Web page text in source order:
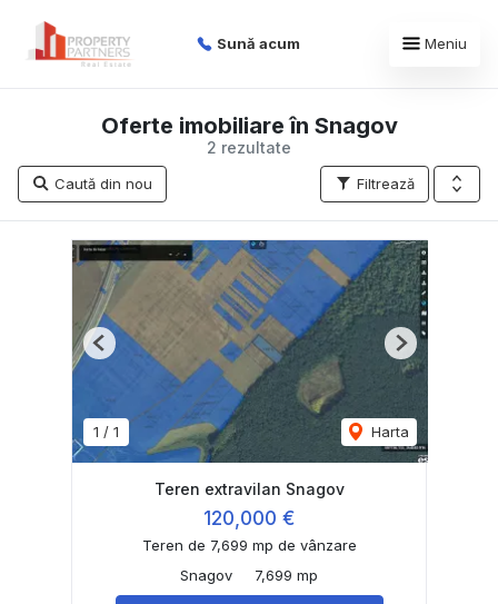
Sună acum Meniu
2 rezultate
Oferte imobiliare în Snagov
Filtrează
Caută din nou
1 / 1 Harta
Previous Next
Teren extravilan Snagov
120,000 €
Teren de 7,699 mp de vânzare
Snagov
7,699 mp